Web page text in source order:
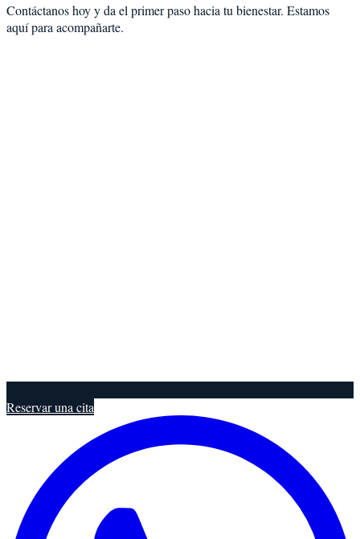
Contáctanos hoy y da el primer paso hacia tu bienestar. Estamos
aquí para acompañarte.
Reservar una cita